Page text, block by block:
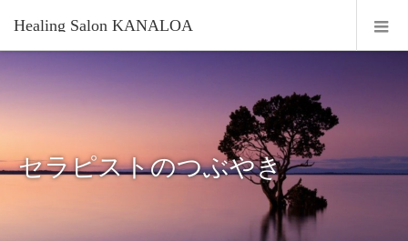
Healing Salon KANALOA
セラピストのつぶやき